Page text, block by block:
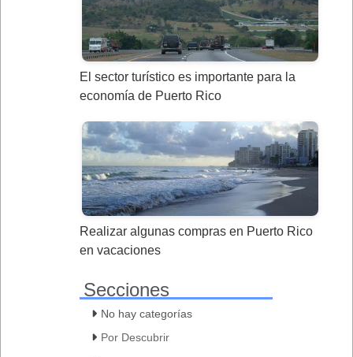
El sector turístico es importante para la
economía de Puerto Rico
Realizar algunas compras en Puerto Rico
en vacaciones
Secciones
No hay categorías
Por Descubrir